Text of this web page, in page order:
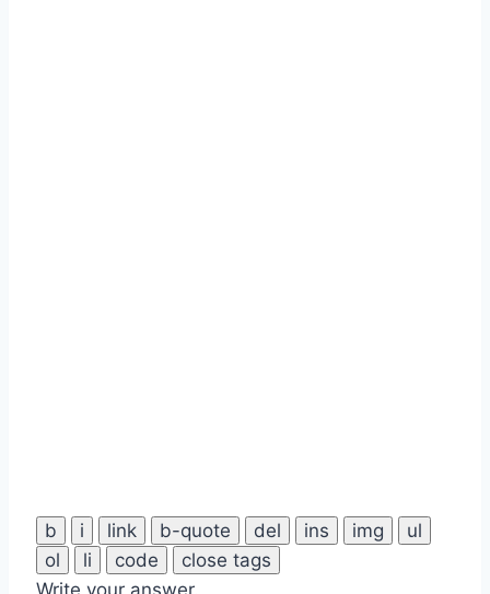
Write your answer.